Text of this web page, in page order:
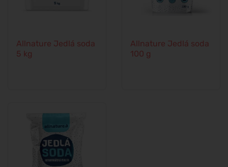
Allnature Jedlá soda
5 kg
Allnature Jedlá soda
100 g